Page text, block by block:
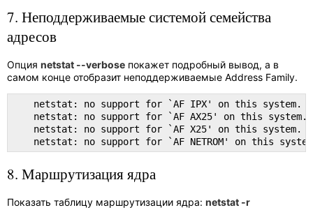
7. Неподдерживаемые системой семейства
адресов
Опция netstat --verbose покажет подробный вывод, а в
самом конце отобразит неподдерживаемые Address Family.
    netstat: no support for `AF IPX' on this system.
    netstat: no support for `AF AX25' on this system.
    netstat: no support for `AF X25' on this system.
netstat: no support for `AF NETROM' on this
8. Маршрутизация ядра
Показать таблицу маршрутизации ядра: netstat -r